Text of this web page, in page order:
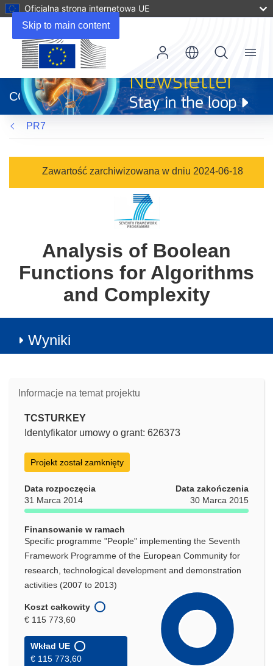
Skip to main content
Oficjalna strona internetowa UE
otworzy
się
w
nowym
oknie)
CORDIS
Menu
PR7
Zawartość zarchiwizowana w dniu 2024-06-18
Analysis of Boolean
Functions for Algorithms
and Complexity
Wyniki
Informacje na temat projektu
TCSTURKEY
Identyfikator umowy o grant: 626373
Projekt został zamknięty
Data rozpoczęcia
31 Marca 2014
Data zakończenia
30 Marca 2015
Finansowanie w ramach
Specific programme "People" implementing the Seventh
Framework Programme of the European Community for
research, technological development and demonstration
activities (2007 to 2013)
Koszt całkowity
€ 115 773,60
Wkład UE
€ 115 773,60